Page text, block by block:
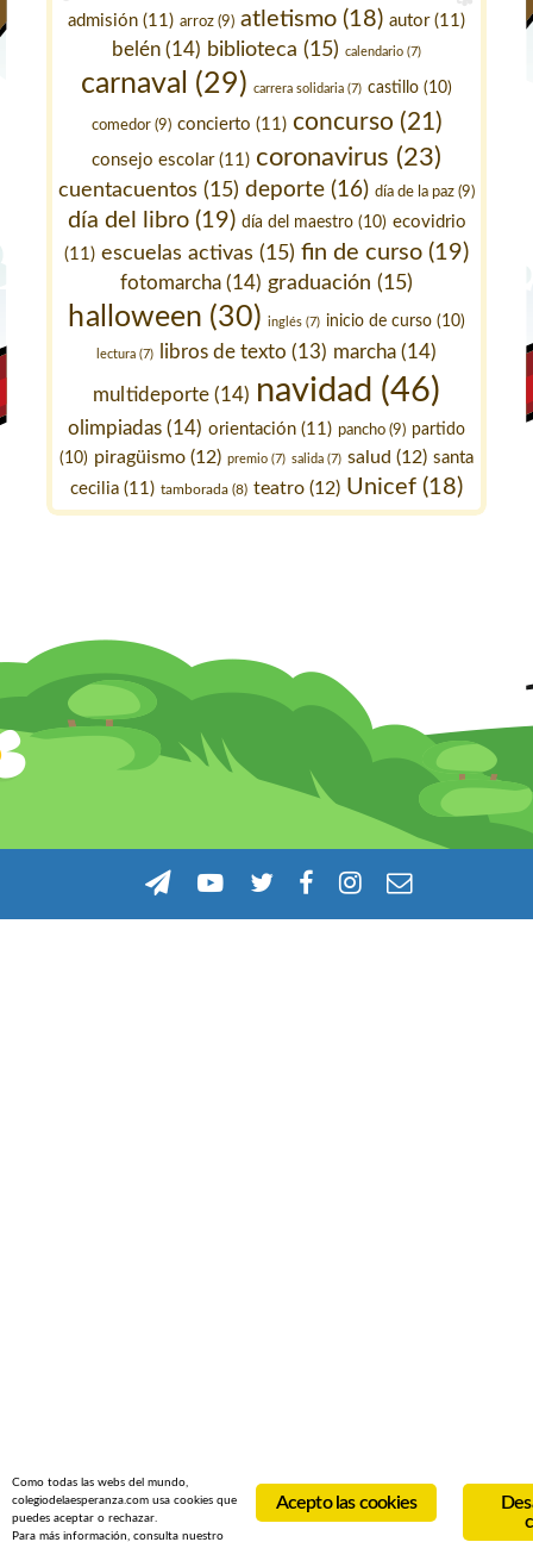
admisión (11) arroz (9) atletismo (18) autor(11)
belén (14) biblioteca (15) calendario (7)
carnaval (29) carrera solidaria (7) castillo (10)
comedor(9) concierto (11) concurso (21)
consejo escolar(11) coronavirus (23)
cuentacuentos (15) deporte (16) día de la paz (9)
día del libro(19) día del maestro(10) ecovidrio
(11) escuelas activas (15) fin de curso (19)
fotomarcha (14) graduación (15)
halloween (30) inglés(7) inicio de curso(10)
lectura (7) libros de texto (13) marcha (14)
multideporte(14) navidad (46)
olimpiadas (14) orientación (11) pancho (9) partido
(10) piragüismo (12) premio (7) salida (7) salud (12) santa
cecilia (11) tamborada (8) teatro (12) Unicef (18)
Acepto las cookies
Como todas las webs del mundo,
colegiodelaesperanza.com usa cookies que
puedes aceptar o rechazar.
Para más información, consulta nuestro